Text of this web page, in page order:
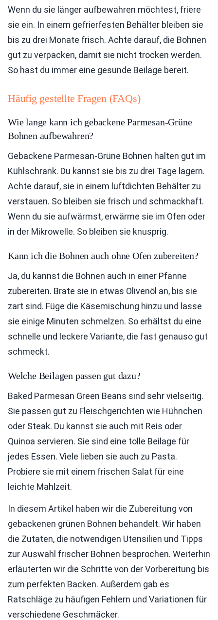
Wenn du sie länger aufbewahren möchtest, friere
sie ein. In einem gefrierfesten Behälter bleiben sie
bis zu drei Monate frisch. Achte darauf, die Bohnen
gut zu verpacken, damit sie nicht trocken werden.
So hast du immer eine gesunde Beilage bereit.
Häufig gestellte Fragen (FAQs)
Wie lange kann ich gebackene Parmesan-Grüne
Bohnen aufbewahren?
Gebackene Parmesan-Grüne Bohnen halten gut im
Kühlschrank. Du kannst sie bis zu drei Tage lagern.
Achte darauf, sie in einem luftdichten Behälter zu
verstauen. So bleiben sie frisch und schmackhaft.
Wenn du sie aufwärmst, erwärme sie im Ofen oder
in der Mikrowelle. So bleiben sie knusprig.
Kann ich die Bohnen auch ohne Ofen zubereiten?
Ja, du kannst die Bohnen auch in einer Pfanne
zubereiten. Brate sie in etwas Olivenöl an, bis sie
zart sind. Füge die Käsemischung hinzu und lasse
sie einige Minuten schmelzen. So erhältst du eine
schnelle und leckere Variante, die fast genauso gut
schmeckt.
Welche Beilagen passen gut dazu?
Baked Parmesan Green Beans sind sehr vielseitig.
Sie passen gut zu Fleischgerichten wie Hühnchen
oder Steak. Du kannst sie auch mit Reis oder
Quinoa servieren. Sie sind eine tolle Beilage für
jedes Essen. Viele lieben sie auch zu Pasta.
Probiere sie mit einem frischen Salat für eine
leichte Mahlzeit.
In diesem Artikel haben wir die Zubereitung von
gebackenen grünen Bohnen behandelt. Wir haben
die Zutaten, die notwendigen Utensilien und Tipps
zur Auswahl frischer Bohnen besprochen. Weiterhin
erläuterten wir die Schritte von der Vorbereitung bis
zum perfekten Backen. Außerdem gab es
Ratschläge zu häufigen Fehlern und Variationen für
verschiedene Geschmäcker.